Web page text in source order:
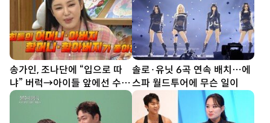
송가인, 조나단에 “입으로 따
냐” 버럭→아이들 앞에선 수줍
반전미 (제철리 마을회관)
솔로·유닛 6곡 연속 배치…에
스파 월드투어에 무슨 일이